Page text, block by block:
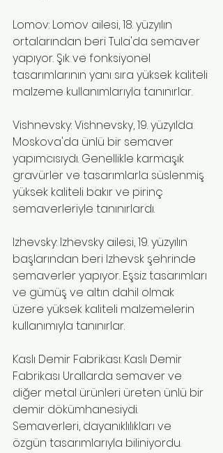
Lomov: Lomov ailesi, 18. yüzyılın
ortalarından beri Tula'da semaver
yapıyor. Şık ve fonksiyonel
tasarımlarının yanı sıra yüksek kaliteli
malzeme kullanımlarıyla tanınırlar.
Vishnevsky: Vishnevsky, 19. yüzyılda
Moskova'da ünlü bir semaver
yapımcısıydı. Genellikle karmaşık
gravürler ve tasarımlarla süslenmiş
yüksek kaliteli bakır ve pirinç
semaverleriyle tanınırlardı.
Izhevsky: Izhevsky ailesi, 19. yüzyılın
başlarından beri Izhevsk şehrinde
semaverler yapıyor. Eşsiz tasarımları
ve gümüş ve altın dahil olmak
üzere yüksek kaliteli malzemelerin
kullanımıyla tanınırlar.
Kaslı Demir Fabrikası: Kaslı Demir
Fabrikası Urallarda semaver ve
diğer metal ürünleri üreten ünlü bir
demir dökümhanesiydi.
Semaverleri, dayanıklılıkları ve
özgün tasarımlarıyla biliniyordu.